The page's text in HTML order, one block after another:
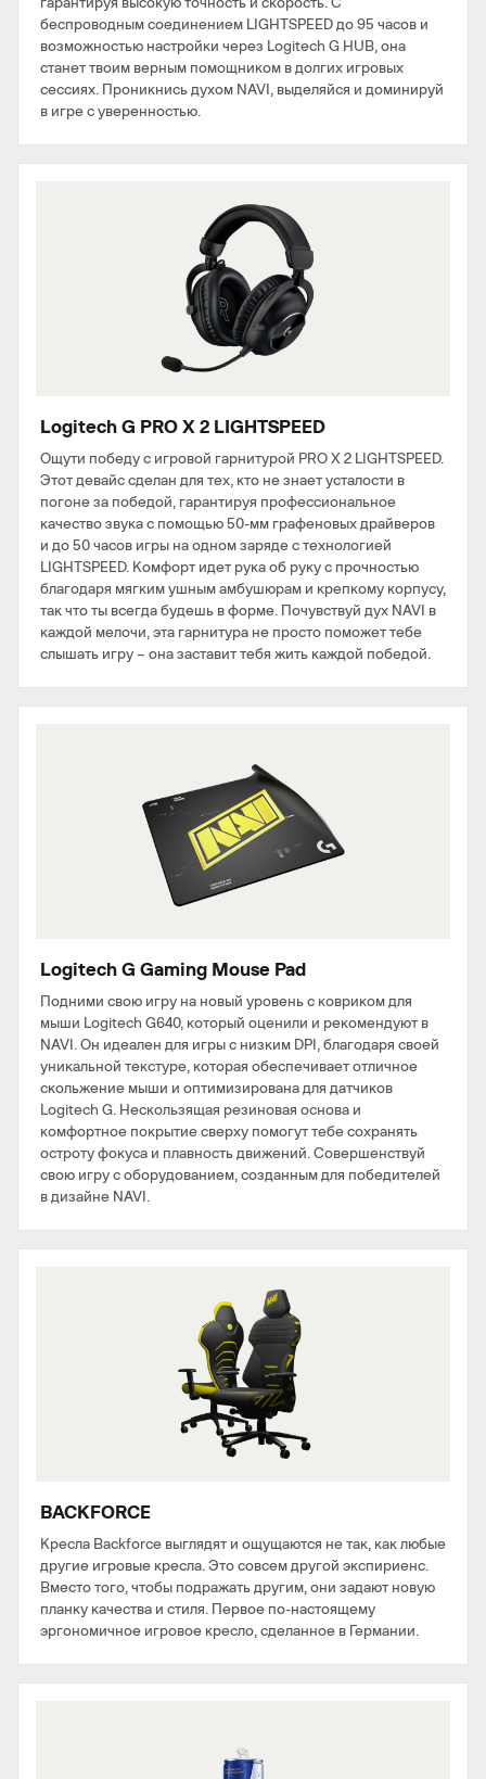
беспроводным соединением LIGHTSPEED до 95 часов и
возможностью настройки через Logitech G HUB, она
станет твоим верным помощником в долгих игровых
сессиях. Проникнись духом NAVI, выделяйся и доминируй
в игре с уверенностью.
Logitech G PRO X 2 LIGHTSPEED
Ощути победу с игровой гарнитурой PRO X 2 LIGHTSPEED.
Этот девайс сделан для тех, кто не знает усталости в
погоне за победой, гарантируя профессиональное
качество звука с помощью 50-мм графеновых драйверов
и до 50 часов игры на одном заряде с технологией
LIGHTSPEED. Комфорт идет рука об руку с прочностью
благодаря мягким ушным амбушюрам и крепкому корпусу,
так что ты всегда будешь в форме. Почувствуй дух NAVI в
каждой мелочи, эта гарнитура не просто поможет тебе
слышать игру – она заставит тебя жить каждой победой.
Logitech G Gaming Mouse Pad
Подними свою игру на новый уровень с ковриком для
мыши Logitech G640, который оценили и рекомендуют в
NAVI. Он идеален для игры с низким DPI, благодаря своей
уникальной текстуре, которая обеспечивает отличное
скольжение мыши и оптимизирована для датчиков
Logitech G. Нескользящая резиновая основа и
комфортное покрытие сверху помогут тебе сохранять
остроту фокуса и плавность движений. Совершенствуй
свою игру с оборудованием, созданным для победителей
в дизайне NAVI.
BACKFORCE
Кресла Backforce выглядят и ощущаются не так, как любые
другие игровые кресла. Это совсем другой экспириенс.
Вместо того, чтобы подражать другим, они задают новую
планку качества и стиля. Первое по-настоящему
эргономичное игровое кресло, сделанное в Германии.